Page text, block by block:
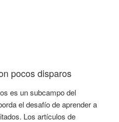
pocos disparos
es un subcampo del
el desafío de aprender a
Los artículos de